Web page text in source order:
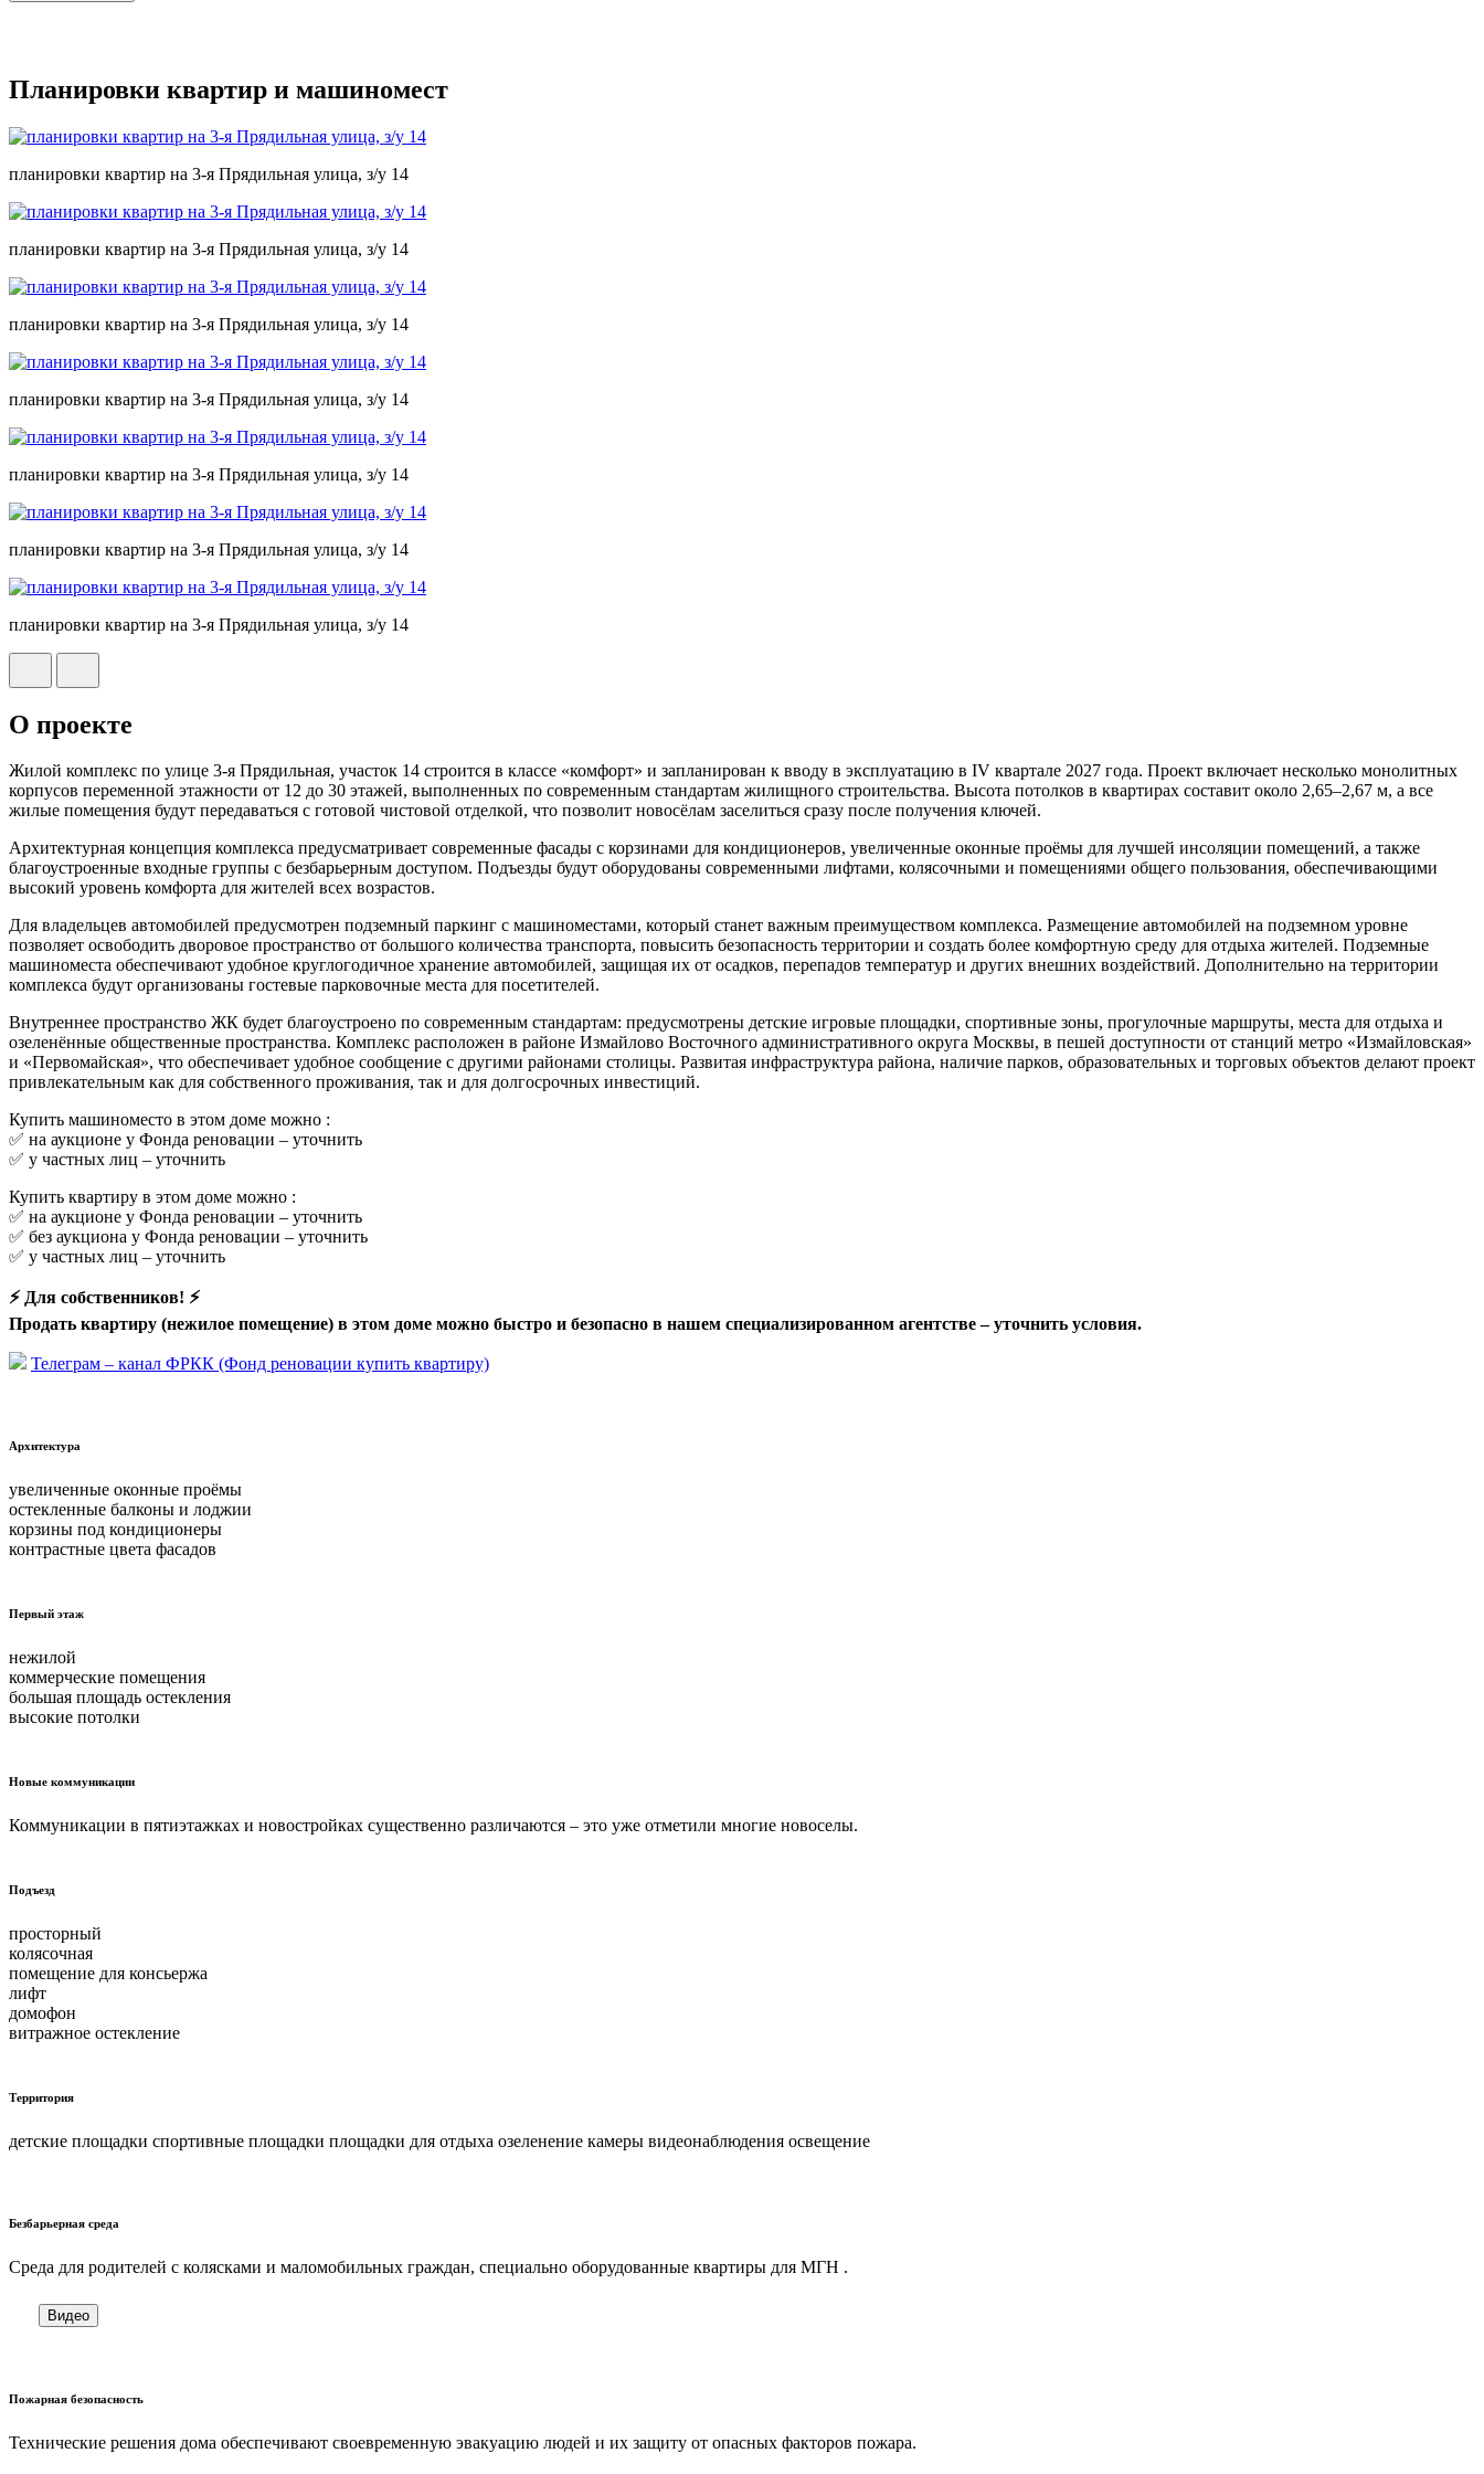
Планировки квартир и машиномест
планировки квартир на 3-я Прядильная улица, з/у 14
планировки квартир на 3-я Прядильная улица, з/у 14
планировки квартир на 3-я Прядильная улица, з/у 14
планировки квартир на 3-я Прядильная улица, з/у 14
планировки квартир на 3-я Прядильная улица, з/у 14
планировки квартир на 3-я Прядильная улица, з/у 14
планировки квартир на 3-я Прядильная улица, з/у 14
О проекте
Жилой комплекс по улице 3-я Прядильная, участок 14 строится в классе «комфорт» и запланирован к вводу в эксплуатацию в IV квартале 2027 года. Проект включает несколько монолитных
корпусов переменной этажности от 12 до 30 этажей, выполненных по современным стандартам жилищного строительства. Высота потолков в квартирах составит около 2,65–2,67 м, а все
жилые помещения будут передаваться с готовой чистовой отделкой, что позволит новосёлам заселиться сразу после получения ключей.
Архитектурная концепция комплекса предусматривает современные фасады с корзинами для кондиционеров, увеличенные оконные проёмы для лучшей инсоляции помещений, а также
благоустроенные входные группы с безбарьерным доступом. Подъезды будут оборудованы современными лифтами, колясочными и помещениями общего пользования, обеспечивающими
высокий уровень комфорта для жителей всех возрастов.
Для владельцев автомобилей предусмотрен подземный паркинг с машиноместами, который станет важным преимуществом комплекса. Размещение автомобилей на подземном уровне
позволяет освободить дворовое пространство от большого количества транспорта, повысить безопасность территории и создать более комфортную среду для отдыха жителей. Подземные
машиноместа обеспечивают удобное круглогодичное хранение автомобилей, защищая их от осадков, перепадов температур и других внешних воздействий. Дополнительно на территории
комплекса будут организованы гостевые парковочные места для посетителей.
Внутреннее пространство ЖК будет благоустроено по современным стандартам: предусмотрены детские игровые площадки, спортивные зоны, прогулочные маршруты, места для отдыха и
озеленённые общественные пространства. Комплекс расположен в районе Измайлово Восточного административного округа Москвы, в пешей доступности от станций метро «Измайловская»
и «Первомайская», что обеспечивает удобное сообщение с другими районами столицы. Развитая инфраструктура района, наличие парков, образовательных и торговых объектов делают проект
привлекательным как для собственного проживания, так и для долгосрочных инвестиций.
Купить машиноместо в этом доме можно :
✅ на аукционе у Фонда реновации – уточнить
✅ у частных лиц – уточнить
Купить квартиру в этом доме можно :
✅ на аукционе у Фонда реновации – уточнить
✅ без аукциона у Фонда реновации – уточнить
✅ у частных лиц – уточнить
⚡ Для собственников! ⚡
Продать квартиру (нежилое помещение) в этом доме можно быстро и безопасно в нашем специализированном агентстве –уточнить условия.
Телеграм – канал ФРКК (Фонд реновации купить квартиру)
Архитектура
увеличенные оконные проёмы
остекленные балконы и лоджии
корзины под кондиционеры
контрастные цвета фасадов
Первый этаж
нежилой
коммерческие помещения
большая площадь остекления
высокие потолки
Новые коммуникации
Коммуникации в пятиэтажках и новостройках существенно различаются – это уже отметили многие новоселы.
Подъезд
просторный
колясочная
помещение для консьержа
лифт
домофон
витражное остекление
Территория
детские площадки спортивные площадки площадки для отдыха озеленение камеры видеонаблюдения освещение
Безбарьерная среда
Cреда для родителей с колясками и маломобильных граждан, специально оборудованные квартиры для МГН .
Видео
Пожарная безопасность
Технические решения дома обеспечивают своевременную эвакуацию людей и их защиту от опасных факторов пожара.